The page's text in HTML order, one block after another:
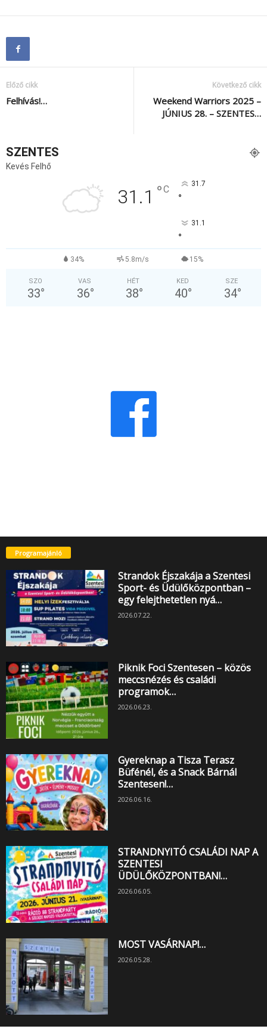
Előző cikk
Felhívás!…
Következő cikk
Weekend Warriors 2025 –
JÚNIUS 28. – SZENTES…
SZENTES
Kevés Felhő
31.1 °C 31.7
°
31.1
°
34% 5.8m/s 15%
SZO
33°
VAS
36°
HÉT
38°
KED
40°
SZE
34°
Programajánló
Strandok Éjszakája a Szentesi
Sport- és Üdülőközpontban –
egy felejthetetlen nyá…
2026.07.22.
Piknik Foci Szentesen – közös
meccsnézés és családi
programok…
2026.06.23.
Gyereknap a Tisza Terasz
Büfénél, és a Snack Bárnál
Szentesen!…
2026.06.16.
STRANDNYITÓ CSALÁDI NAP A
SZENTESI
ÜDÜLŐKÖZPONTBAN!…
2026.06.05.
MOST VASÁRNAP!…
2026.05.28.